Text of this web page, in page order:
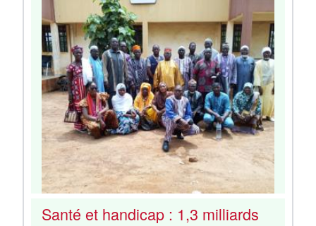
Santé et handicap : 1,3 milliards